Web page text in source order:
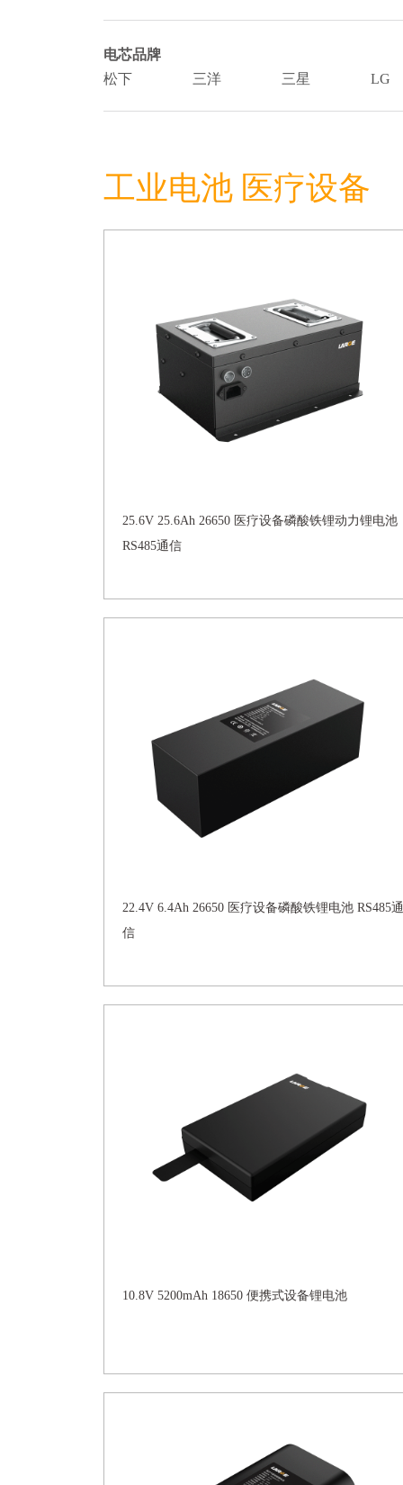
电芯品牌
松下
三洋 三星 LG
工业电池 医疗设备
25.6V 25.6Ah 26650 医疗设备磷酸铁锂动力锂电池
RS485通信
22.4V 6.4Ah 26650 医疗设备磷酸铁锂电池 RS485通
信
10.8V 5200mAh 18650 便携式设备锂电池